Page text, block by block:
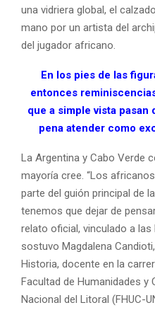
una vidriera global, el
mano por un artista del
del jugador africano.
En los pies de las
entonces
que a simple vista
pena atender como
La Argentina y Cabo Verde
mayoría cree. “Los
parte del guión principal de
tenemos que dejar de
relato oficial, vinculado a
sostuvo Magdalena
Historia, docente en la
Facultad de Humanidades y
Nacional del Litoral (FHUC-